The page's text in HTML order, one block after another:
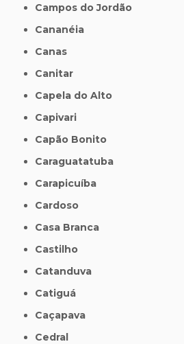
Campos do Jordão
Cananéia
Canas
Canitar
Capela do Alto
Capivari
Capão Bonito
Caraguatatuba
Carapicuíba
Cardoso
Casa Branca
Castilho
Catanduva
Catiguá
Caçapava
Cedral